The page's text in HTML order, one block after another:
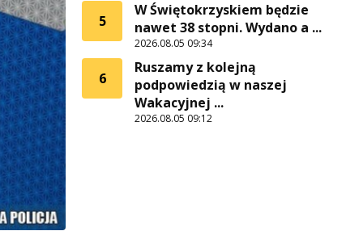
5
W Świętokrzyskiem będzie
nawet 38 stopni. Wydano a ...
2026.08.05 09:34
6
Ruszamy z kolejną
podpowiedzią w naszej
Wakacyjnej ...
2026.08.05 09:12